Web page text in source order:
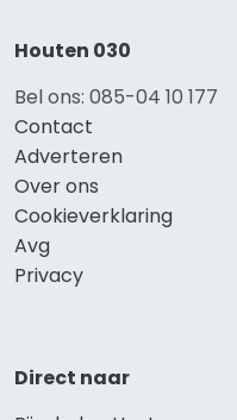
Houten 030
Bel ons: 085-04 10 177
Contact
Adverteren
Over ons
Cookieverklaring
Avg
Privacy
Direct naar